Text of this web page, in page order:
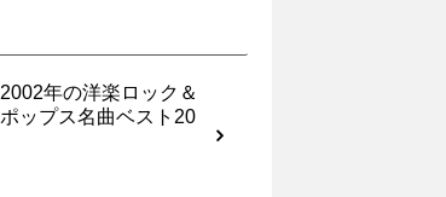
2002年の洋楽ロック＆
ポップス名曲ベスト20